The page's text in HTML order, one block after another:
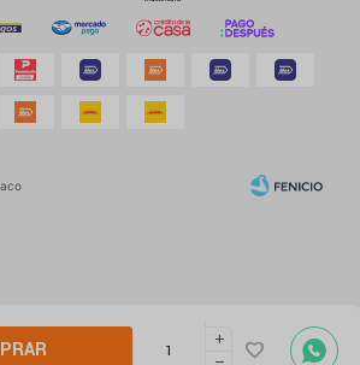
add
consultas
no dudes
Fenicio